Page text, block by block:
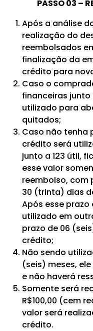
PASSO 03 –
Após a análise
realização do
reembolsados
finalização da
crédito para
Caso o
financeiras junto
utilizado para
quitados;
Caso não tenha
crédito será
junto a 123 útil,
esse valor
reembolso, com
30 (trinta) dias
Após esse
utilizado em
prazo de 06
crédito;
Não sendo
(seis) meses,
e não haverá
Somente será
R$100,00 (cem
valor será
crédito.